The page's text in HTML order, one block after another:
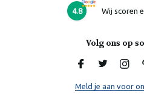
4.8 Wij scoren
Volg ons op
Meld je aan voor
Online